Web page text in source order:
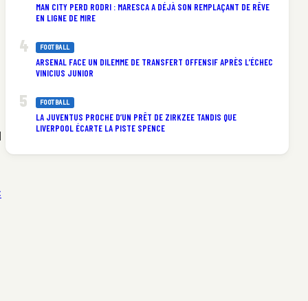
MAN CITY PERD RODRI : MARESCA A DÉJÀ SON REMPLAÇANT DE RÊVE
EN LIGNE DE MIRE
FOOTBALL
ARSENAL FACE UN DILEMME DE TRANSFERT OFFENSIF APRÈS L’ÉCHEC
VINICIUS JUNIOR
FOOTBALL
LA JUVENTUS PROCHE D’UN PRÊT DE ZIRKZEE TANDIS QUE
LIVERPOOL ÉCARTE LA PISTE SPENCE